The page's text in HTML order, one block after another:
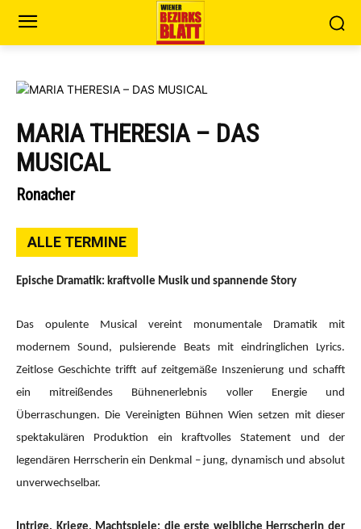
MARIA THERESIA – DAS
MUSICAL
Ronacher
ALLE TERMINE
Epische Dramatik: kraftvolle Musik und spannende Story
Das opulente Musical vereint monumentale Dramatik mit
modernem Sound, pulsierende Beats mit eindringlichen Lyrics.
Zeitlose Geschichte trifft auf zeitgemäße Inszenierung und schafft
ein mitreißendes Bühnenerlebnis voller Energie und
Überraschungen. Die Vereinigten Bühnen Wien setzen mit dieser
spektakulären Produktion ein kraftvolles Statement und der
legendären Herrscherin ein Denkmal – jung, dynamisch und absolut
unverwechselbar.